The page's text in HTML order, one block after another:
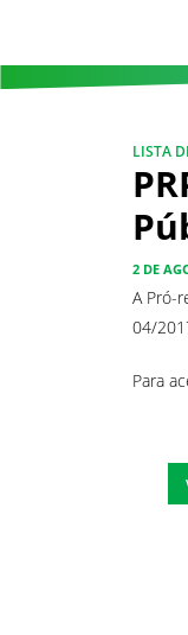
LISTA
2 DE
A Pró-
04/
Para